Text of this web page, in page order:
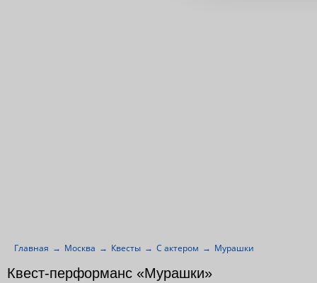
Квест-перформанс «Мурашки»
Главная Москва Квесты С актером Мурашки